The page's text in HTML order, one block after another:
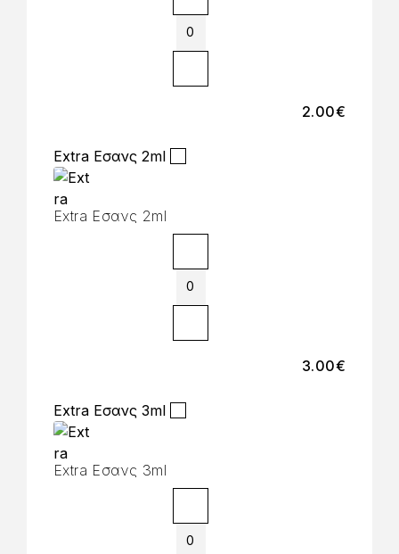
2.00€
Extra Εσανς 2ml
Extra Εσανς 2ml
3.00€
Extra Εσανς 3ml
Extra Εσανς 3ml